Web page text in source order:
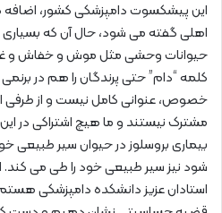
این پیشکسوت دامپزشکی کشور، اضافه
اهلی گفته می شود، حال آن که بسیاری
حیوانات وحشی مثل موش و خفاش و
کلمه “دام” حتی پرندگان را هم در برنمی
خصوص، عنوانی کامل نیست و از طرفی
مشترک نیستند و ما هیچ اشتراکی در
بیماری بروسلوز در حیوان سیر طبیعی
شود نیز سیر طبیعی خود را طی می کند.
استادان عزیز دانشکده دامپزشکی